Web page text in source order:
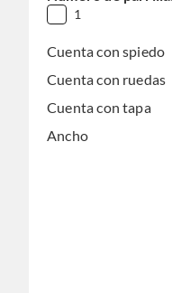
1
Cuenta con spiedo
Cuenta con ruedas
Cuenta con tapa
Ancho